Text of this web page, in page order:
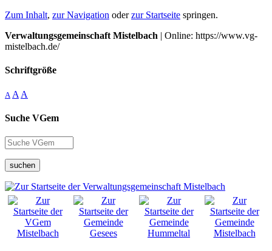
Zum Inhalt, zur Navigation oderzur Startseite springen.
Verwaltungsgemeinschaft Mistelbach | Online: https://www.vg-
mistelbach.de/
Schriftgröße
A A A
Suche VGem
suchen